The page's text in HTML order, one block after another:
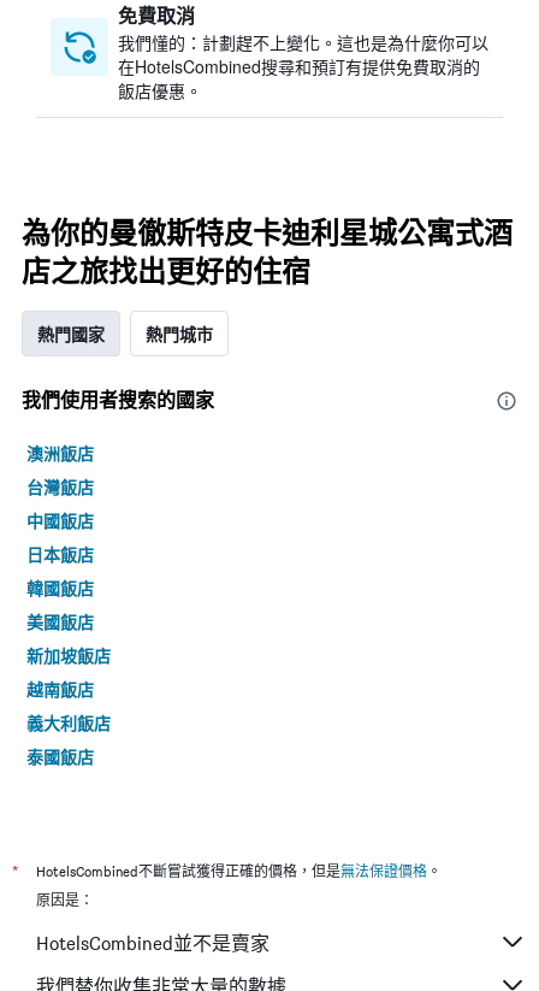
免費取消
我們懂的：計劃趕不上變化。這也是為什麼你可以
在HotelsCombined搜尋和預訂有提供免費取消的
飯店優惠。
為你的曼徹斯特皮卡迪利星城公寓式酒
店之旅找出更好的住宿
熱門國家 熱門城市
我們使用者搜索的國家
澳洲飯店
台灣飯店
中國飯店
日本飯店
韓國飯店
美國飯店
新加坡飯店
越南飯店
義大利飯店
泰國飯店
* HotelsCombined不斷嘗試獲得正確的價格，但是無法保證價格 。
原因是：
HotelsCombined並不是賣家